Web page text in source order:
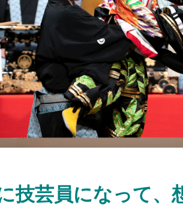
技芸員になって、